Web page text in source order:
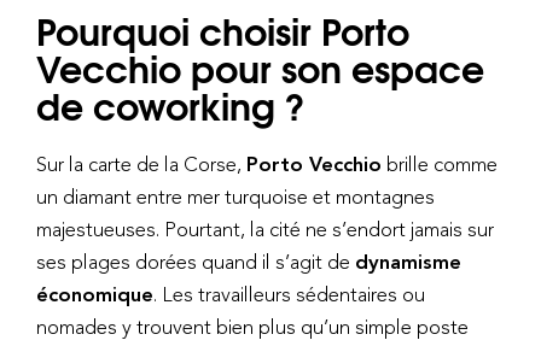
Pourquoi choisir Porto
Vecchio pour son espace
de coworking ?
Sur la carte de la Corse, Porto Vecchio brille comme
un diamant entre mer turquoise et montagnes
majestueuses. Pourtant, la cité ne s’endort jamais sur
ses plages dorées quand il s’agit de dynamisme
économique. Les travailleurs sédentaires ou
nomades y trouvent bien plus qu’un simple poste